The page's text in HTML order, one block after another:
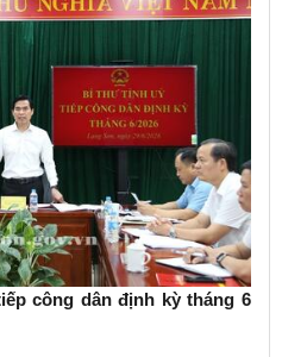
công dân định kỳ tháng 6